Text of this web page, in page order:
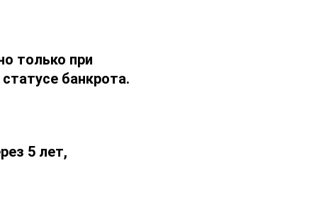
только при
банкрота.
5 лет,